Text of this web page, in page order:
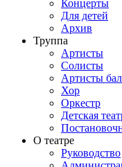
Концерты
Для детей
Архив
Труппа
Артисты
Солисты
Артисты
Хор
Оркестр
Детская
О театре
Руководство